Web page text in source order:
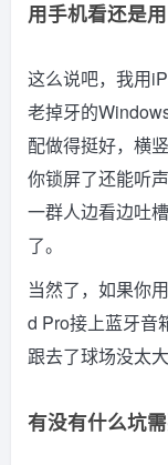
用手机看还是
这么说吧，我用
老掉牙的
配做得挺好，横
你锁屏了还能听
一群人边看边吐
了。
当然了，如果你
d Pro接上蓝牙音
跟去了球场没太
有没有什么坑